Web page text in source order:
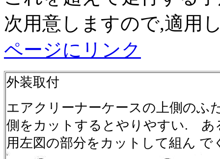
次用意しますので,適
ページにリンク
外装取付
エアクリーナーケースの上側のふ
側をカットするとやりやすい. あ
用左図の部分をカットして組ん で